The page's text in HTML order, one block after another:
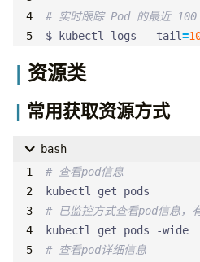
# 实时跟踪 Pod 的最近 100
$ kubectl logs --tail=
资源类
常用获取资源方式
bash
# 查看pod信息
# 已监控方式查看pod信息，
# 查看pod详细信息